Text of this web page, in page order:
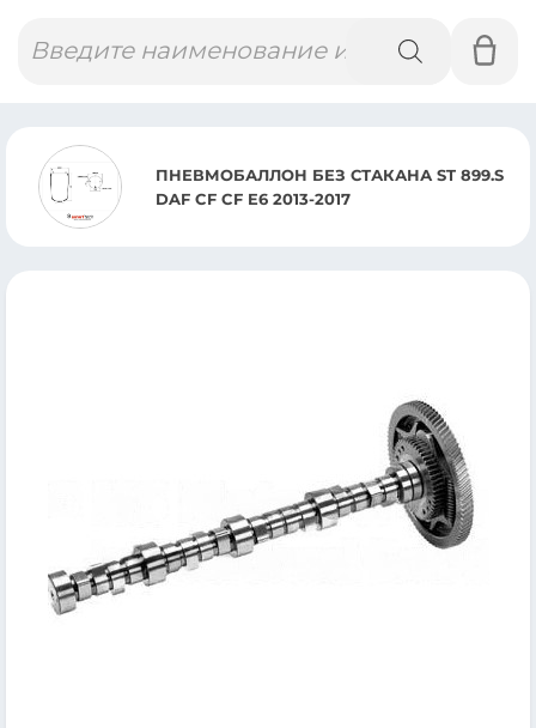
товаров
ПНЕВМОБАЛЛОН БЕЗ СТАКАНА ST 899.S
DAF CF CF E6 2013-2017